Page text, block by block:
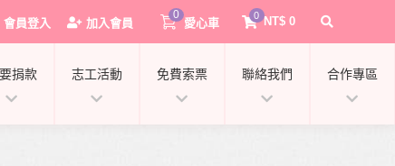
會員登入 加入會員
0
愛心車 NT$ 0
0
捐款 志工活動 免費索票 聯絡我們 合作專區